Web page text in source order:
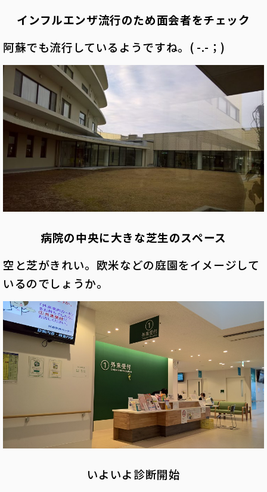
インフルエンザ流行のため面会者をチェック
阿蘇でも流行しているようですね。( -.-；)
病院の中央に大きな芝生のスペース
空と芝がきれい。欧米などの庭園をイメージして
いるのでしょうか。
いよいよ診断開始